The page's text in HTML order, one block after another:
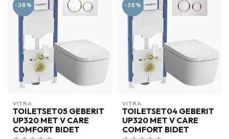
-38%
VITRA
TOILETSET05 GEBERIT
UP320 MET V CARE
COMFORT BIDET
-36%
VITRA
TOILETSET04 GEBERIT
UP320 MET V CARE
COMFORT BIDET